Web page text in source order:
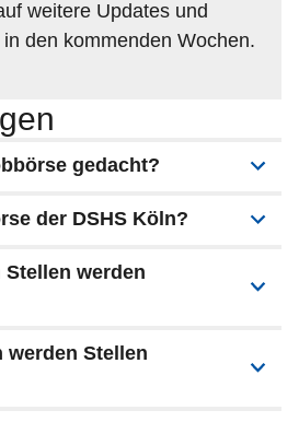
weitere Updates und
den kommenden Wochen.
gedacht?
der DSHS Köln?
werden
werden Stellen